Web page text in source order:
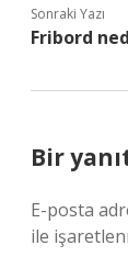
Sonraki Yazı
Fribord
Bir
E-posta
ile